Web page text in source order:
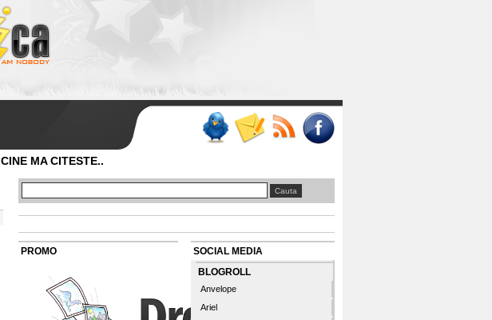
CINE MA CITESTE..
PROMO
SOCIAL MEDIA
BLOGROLL
Anvelope
Ariel